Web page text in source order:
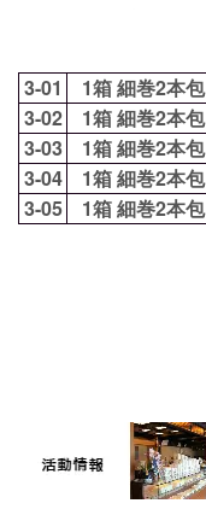
3-01 1箱 細巻2本包
3-02
1箱 細巻2本包
3-03
1箱 細巻2本包
3-04
1箱 細巻2本包
3-05
1箱 細巻2本包